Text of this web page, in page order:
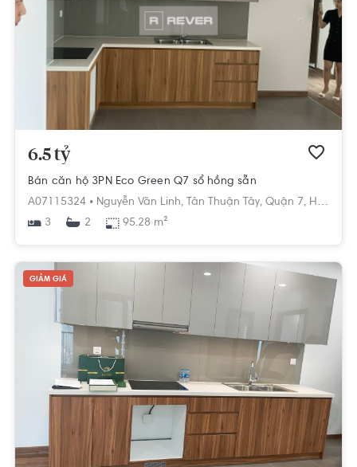
6.5 tỷ
Bán căn hộ 3PN Eco Green Q7 sổ hồng sẵn
A07115324 • Nguyễn Văn Linh, Tân Thuận Tây, Quận 7, Hồ Chí Minh
3
2 95.28 m²
GIẢM GIÁ